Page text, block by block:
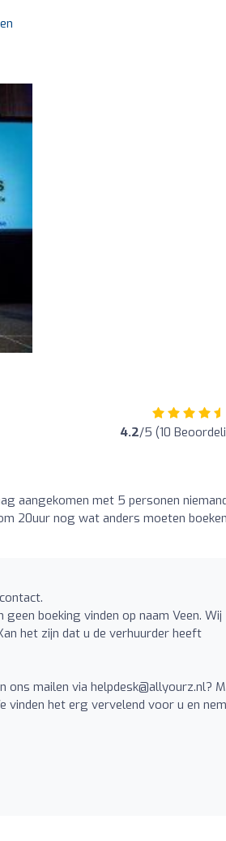
4.2/5 (10
aangekomen met 5 personen
20uur nog wat anders moeten
boeking vinden op naam Veen. Wij
het zijn dat u de verhuurder heeft
ons mailen via helpdesk@allyourz.nl?
vinden het erg vervelend voor u en